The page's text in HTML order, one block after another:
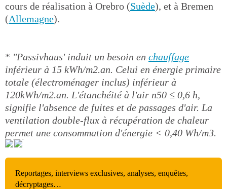
cours de réalisation à Orebro (Suède), et à Bremen
(Allemagne).
* "Passivhaus' induit un besoin en chauffage
inférieur à 15 kWh/m2.an. Celui en énergie primaire
totale (électroménager inclus) inférieur à
120kWh/m2.an. L'étanchéité à l'air n50 ≤ 0,6 h,
signifie l'absence de fuites et de passages d'air. La
ventilation double-flux à récupération de chaleur
permet une consommation d'énergie < 0,40 Wh/m3.
Reportages, interviews exclusives, analyses, enquêtes,
décryptages…